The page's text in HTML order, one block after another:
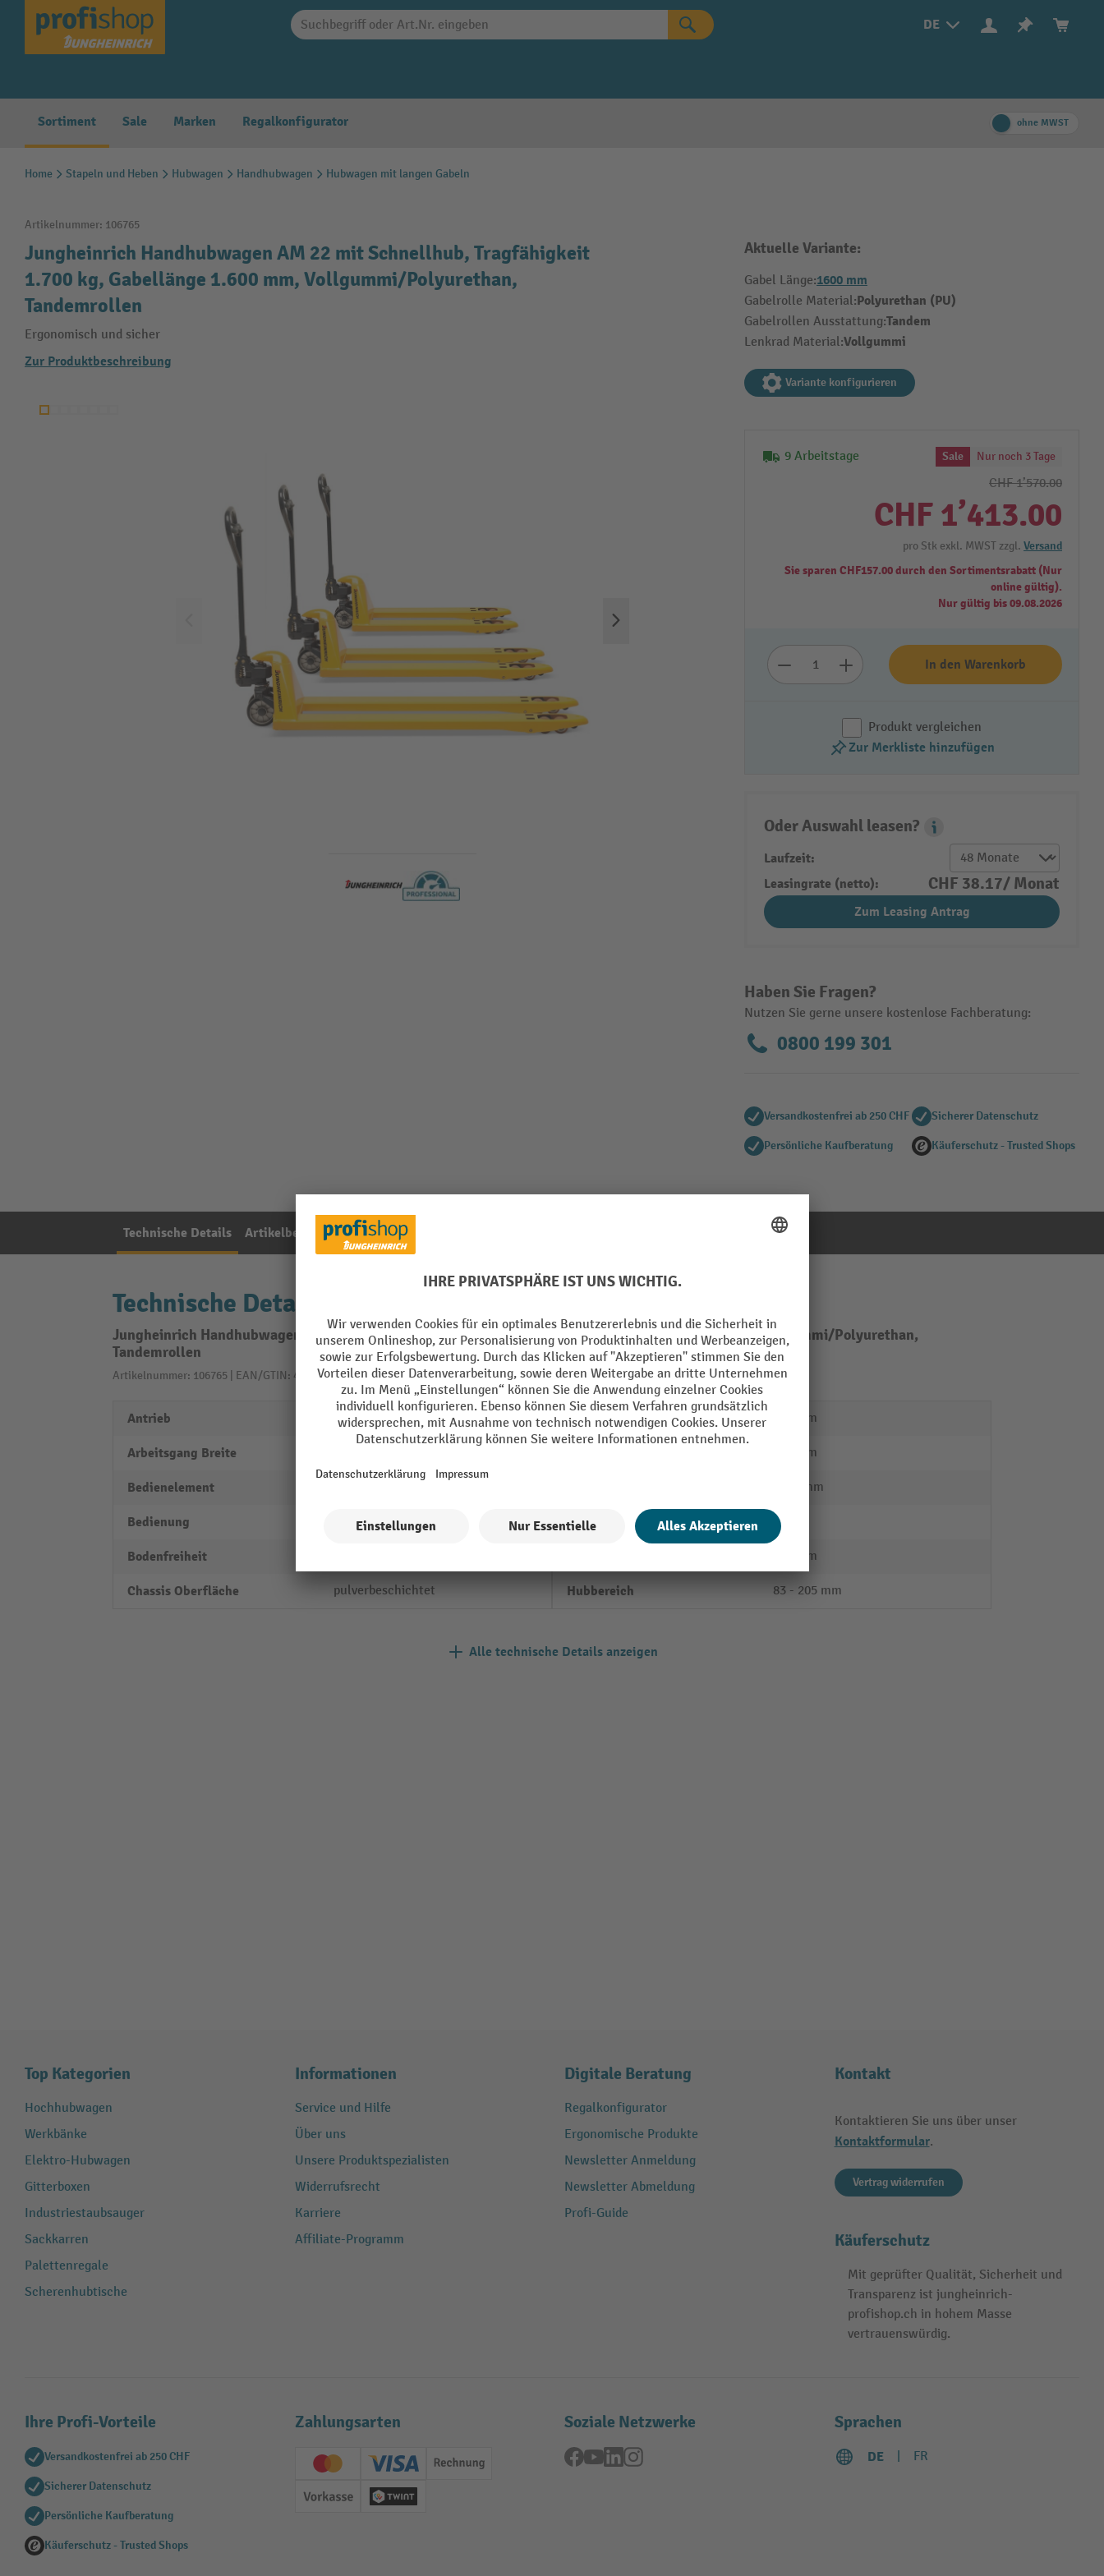
Zur Hauptnavigation springen DE
Sortiment Sale Marken Regalkonfigurator ohne MWST
Home Stapeln und Heben Hubwagen Handhubwagen Hubwagen mit langen Gabeln
Artikelnummer: 106765
Jungheinrich Handhubwagen AM 22 mit Schnellhub, Tragfähigkeit
1.700 kg, Gabellänge 1.600 mm, Vollgummi/Polyurethan,
Tandemrollen
Ergonomisch und sicher
Zur Produktbeschreibung
Aktuelle Variante:
Gabel Länge:1600 mm
Gabelrolle Material:Polyurethan (PU)
Gabelrollen Ausstattung:Tandem
Lenkrad Material:Vollgummi
Variante konfigurieren
9 Arbeitstage Sale Nur noch 3 Tage
CHF 1’570.00
CHF 1’413.00
pro Stk exkl. MWST zzgl. Versand
Sie sparen CHF157.00 durch den Sortimentsrabatt (Nur
online gültig).
Nur gültig bis 09.08.2026
In den Warenkorb
Produkt vergleichen
Zur Merkliste hinzufügen
Haben Sie Fragen?
Nutzen Sie gerne unsere kostenlose Fachberatung:
0800 199 301
Oder Auswahl leasen?
Leasing Popover
Laufzeit:
Leasingrate (netto):
CHF 38.17/ Monat
Zum Leasing Antrag
Versandkostenfrei ab 250 CHF Sicherer Datenschutz
Persönliche Kaufberatung Käuferschutz - Trusted Shops
Technische Details Artikelbeschreibung Produkthinweise
Technische Details
Jungheinrich Handhubwagen AM 22 mit Schnellhub, Tragfähigkeit 1.700 kg, Gabellänge 1.600 mm, Vollgummi/Polyurethan,
Tandemrollen
Artikelnummer: 106765 | EAN/GTIN: 4260329041016 Aus der Kategorie:Hubwagen mit langen Gabeln
Antrieb manuell
Arbeitsgang Breite
Bedienelement
Bedienung Hand
Bodenfreiheit
Chassis Oberfläche pulverbeschichtet
Gabelrücken Länge 373 mm
520 mm
1970 mm
Griffausstattung Stahl
122 mm
Hubbereich 83 - 205 mm
Alle technische Details anzeigen
Top Kategorien
Hochhubwagen
Werkbänke
Elektro-Hubwagen
Gitterboxen
Industriestaubsauger
Sackkarren
Palettenregale
Scherenhubtische
Informationen
Service und Hilfe
Über uns
Unsere Produktspezialisten
Widerrufsrecht
Karriere
Affiliate-Programm
Digitale Beratung
Regalkonfigurator
Ergonomische Produkte
Newsletter Anmeldung
Newsletter Abmeldung
Profi-Guide
Kontakt
Kontaktieren Sie uns über unser
Kontaktformular.
Vertrag widerrufen
Käuferschutz
Mit geprüfter Qualität, Sicherheit und
Transparenz ist jungheinrich-
profishop.ch in hohem Masse
vertrauenswürdig.
Ihre Profi-Vorteile
Versandkostenfrei ab 250 CHF
Sicherer Datenschutz
Persönliche Kaufberatung
Käuferschutz - Trusted Shops
Zahlungsarten
Creditcard (Master)Creditcard (Visa)
Rechnung
Vorkasse Twint
Soziale Netzwerke
Facebook
YouTubeLinkedInInstagram
Sprachen
DE FR